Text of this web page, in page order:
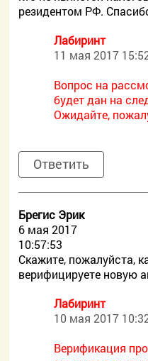
резидентом РФ.
Лабиринт
11 мая 2017
Вопрос на
будет дан на
Ожидайте,
Ответить
Брегис Эрик
6 мая 2017
10:57:53
Скажите, пожалуйста,
верифицируете новую
Лабиринт
10 мая 2017
Верификация